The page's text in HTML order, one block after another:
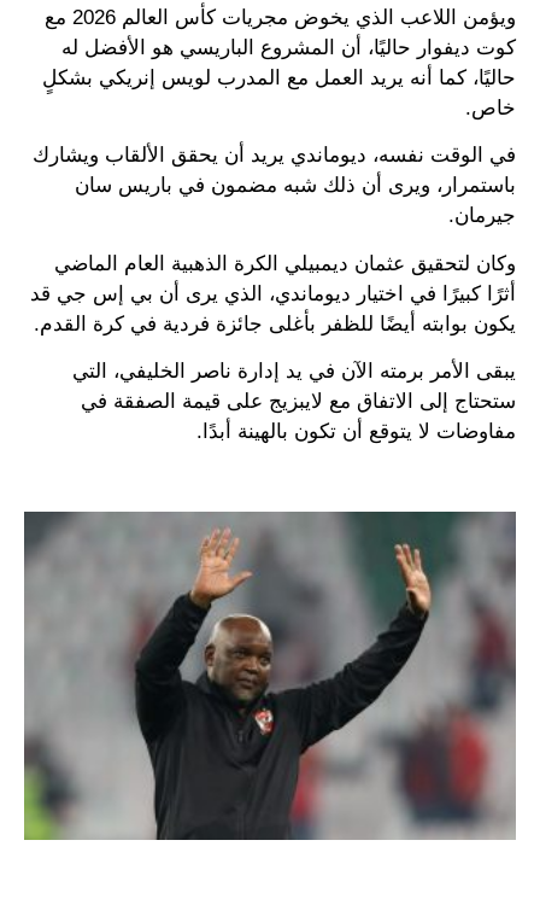
ويؤمن اللاعب الذي يخوض مجريات كأس العالم 2026 مع
كوت ديفوار حاليًا، أن المشروع الباريسي هو الأفضل له
حاليًا، كما أنه يريد العمل مع المدرب لويس إنريكي بشكلٍ
خاص.
في الوقت نفسه، ديوماندي يريد أن يحقق الألقاب ويشارك
باستمرار، ويرى أن ذلك شبه مضمون في باريس سان
جيرمان.
وكان لتحقيق عثمان ديمبيلي الكرة الذهبية العام الماضي
أثرًا كبيرًا في اختيار ديوماندي، الذي يرى أن بي إس جي قد
يكون بوابته أيضًا للظفر بأغلى جائزة فردية في كرة القدم.
يبقى الأمر برمته الآن في يد إدارة ناصر الخليفي، التي
ستحتاج إلى الاتفاق مع لايبزيج على قيمة الصفقة في
مفاوضات لا يتوقع أن تكون بالهينة أبدًا.